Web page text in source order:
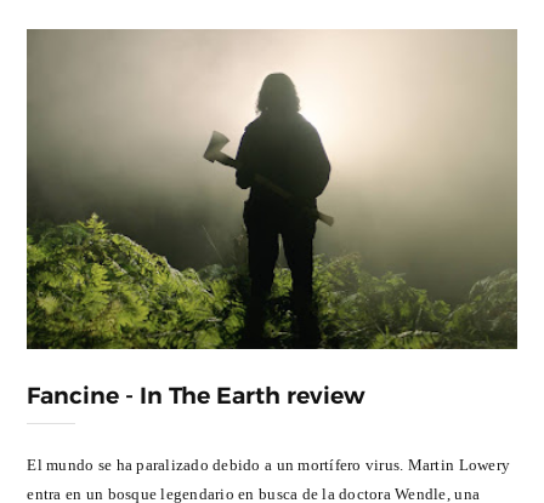
Fancine - In The Earth review
El mundo se ha paralizado debido a un mortífero virus. Martin Lowery
entra en un bosque legendario en busca de la doctora Wendle, una